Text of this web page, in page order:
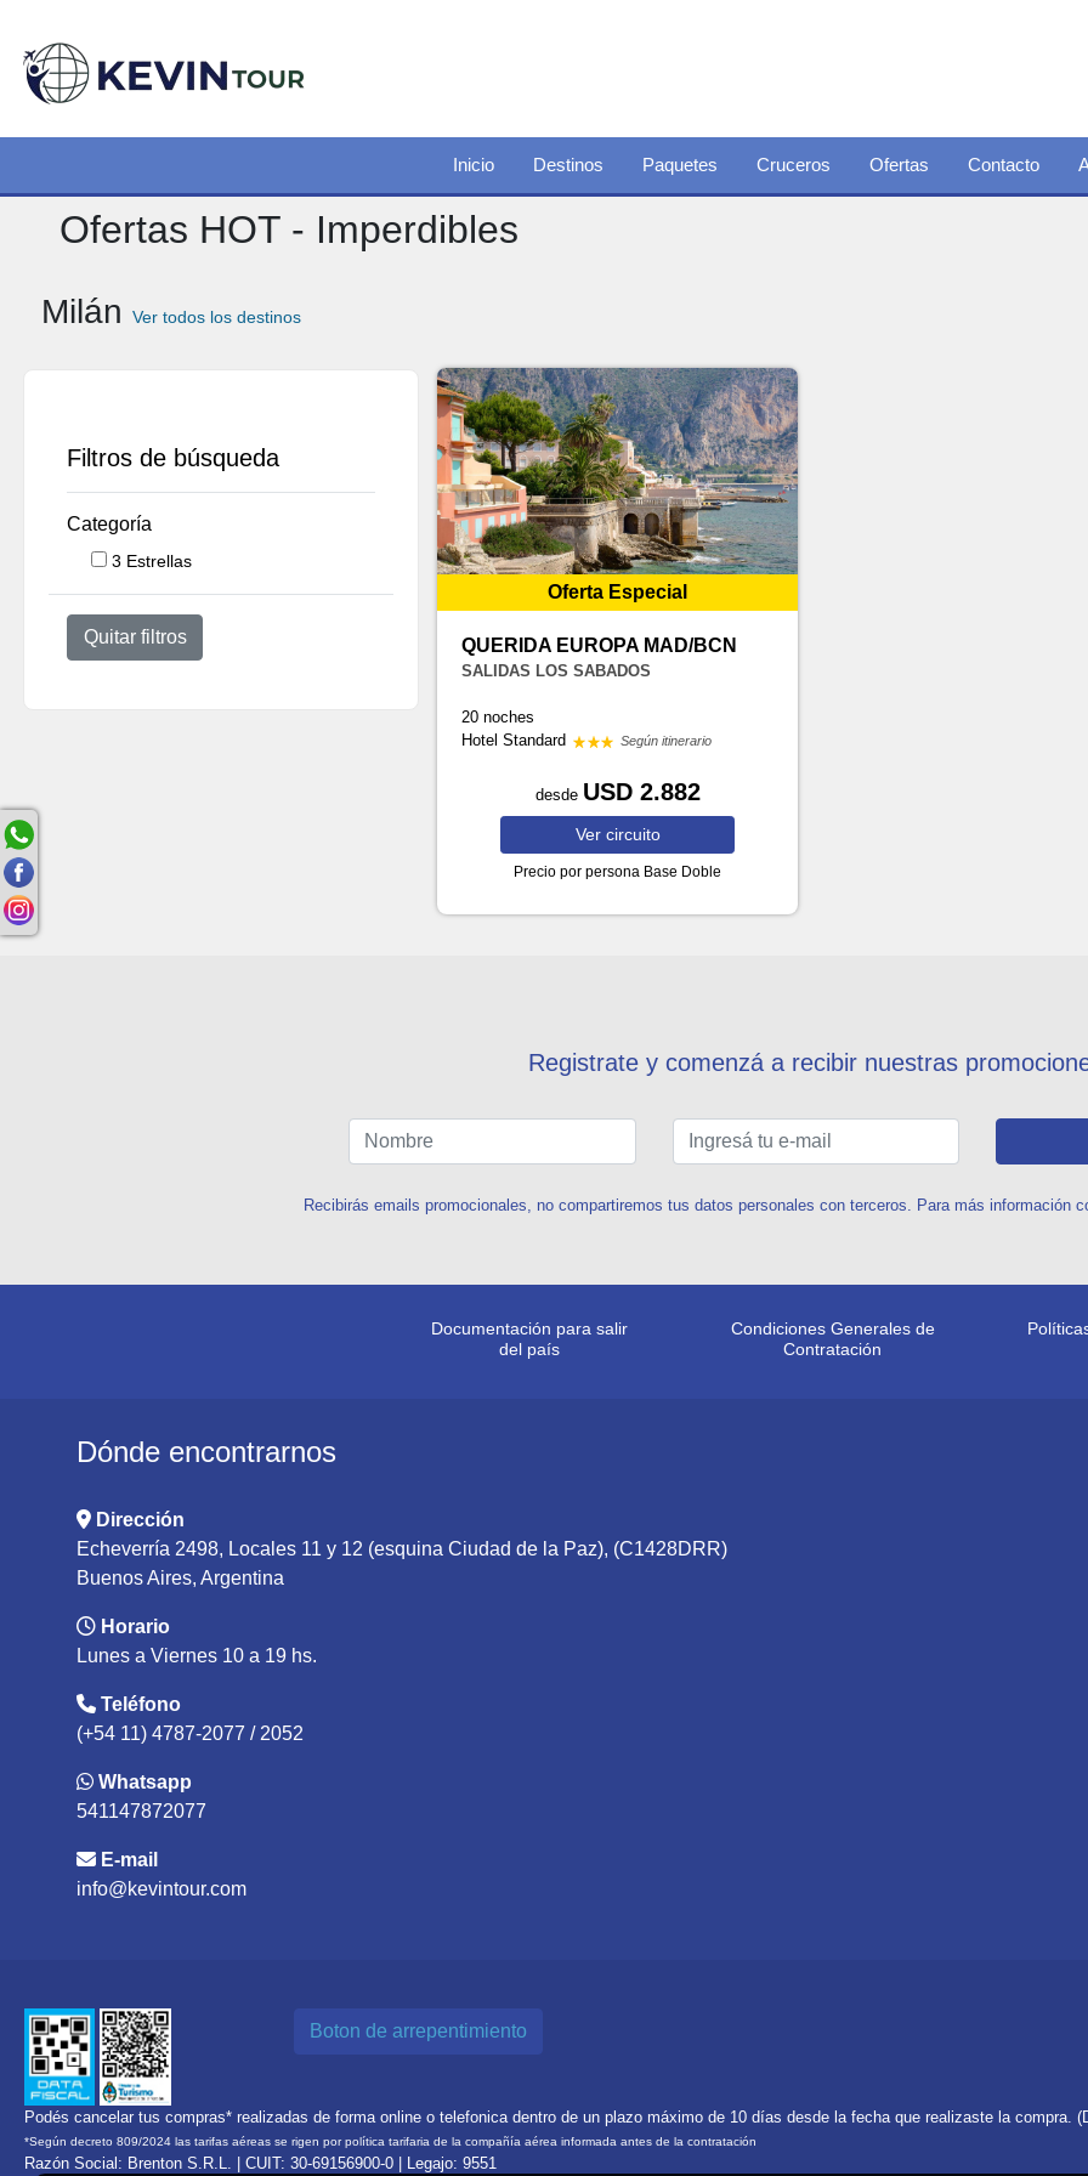
Inicio Destinos Paquetes Cruceros Ofertas Contacto
Ofertas HOT - Imperdibles
Milán Ver todos los destinos
Filtros de búsqueda
Categoría
3 Estrellas
Quitar filtros
Oferta Especial
QUERIDA EUROPA MAD/BCN
SALIDAS LOS SABADOS
20 noches
Hotel Standard
Según itinerario
desde USD 2.882
Ver circuito
Precio por persona Base Doble
Registrate y comenzá a recibir nuestras
Recibirás emails promocionales, no compartiremos tus datos personales con terceros. Para más información
Documentación para salir
del país
Condiciones Generales de
Contratación
Dónde encontrarnos
Dirección
Echeverría 2498, Locales 11 y 12 (esquina Ciudad de la Paz), (C1428DRR)
Buenos Aires, Argentina
Horario
Lunes a Viernes 10 a 19 hs.
Teléfono
(+54 11) 4787-2077 / 2052
Whatsapp
541147872077
E-mail
info@kevintour.com
Boton de arrepentimiento
Podés cancelar tus compras* realizadas de forma online o telefonica dentro de un plazo máximo de 10 días desde la fecha que realizaste la compra.
*Según decreto 809/2024 las tarifas aéreas se rigen por política tarifaria de la compañía aérea informada antes de la contratación
Razón Social: Brenton S.R.L. | CUIT: 30-69156900-0 | Legajo: 9551